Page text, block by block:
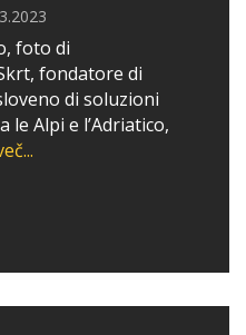
foto di
fondatore di
di soluzioni
Alpi e l’Adriatico,